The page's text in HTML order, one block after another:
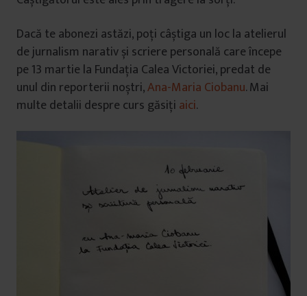
Dacă te abonezi astăzi, poți câștiga un loc la atelierul
de jurnalism narativ și scriere personală care începe
pe 13 martie la Fundația Calea Victoriei, predat de
unul din reporterii noștri,Ana-Maria Ciobanu. Mai
multe detalii despre curs găsiți aici.